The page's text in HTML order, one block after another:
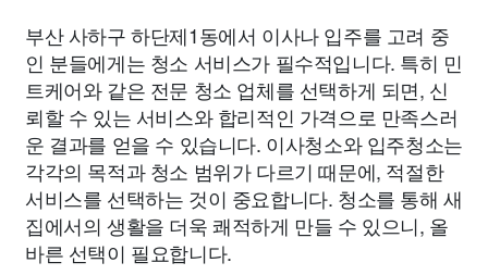
부산 사하구 하단제1동에서 이사나 입주를 고려 중
인 분들에게는 청소 서비스가 필수적입니다. 특히 민
트케어와 같은 전문 청소 업체를 선택하게 되면, 신
뢰할 수 있는 서비스와 합리적인 가격으로 만족스러
운 결과를 얻을 수 있습니다. 이사청소와 입주청소는
각각의 목적과 청소 범위가 다르기 때문에, 적절한
서비스를 선택하는 것이 중요합니다. 청소를 통해 새
집에서의 생활을 더욱 쾌적하게 만들 수 있으니, 올
바른 선택이 필요합니다.